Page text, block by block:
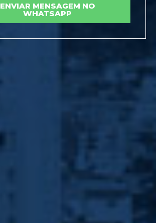
ENVIAR MENSAGEM NO
WHATSAPP